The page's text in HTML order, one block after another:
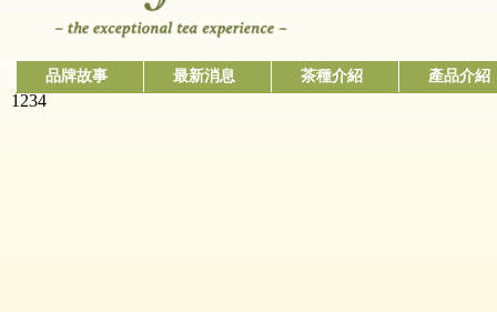
品牌故事 最新消息 茶種介紹 產品介紹
1 234